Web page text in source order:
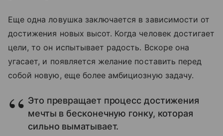
Еще одна ловушка заключается в зависимости от
достижения новых высот. Когда человек достигает
цели, то он испытывает радость. Вскоре она
угасает, и появляется желание поставить перед
собой новую, еще более амбициозную задачу.
Это превращает процесс достижения
мечты в бесконечную гонку, которая
сильно выматывает.